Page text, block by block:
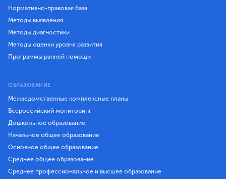
Нормативно-правовая база
Методы выявления
Методы диагностики
Методы оценки уровня развития
Программы ранней помощи
ОБРАЗОВАНИЕ
Межведомственные комплексные планы
Всероссийский мониторинг
Дошкольное образование
Начальное общее образование
Основное общее образование
Среднее общее образование
Среднее профессиональное и высшее образование